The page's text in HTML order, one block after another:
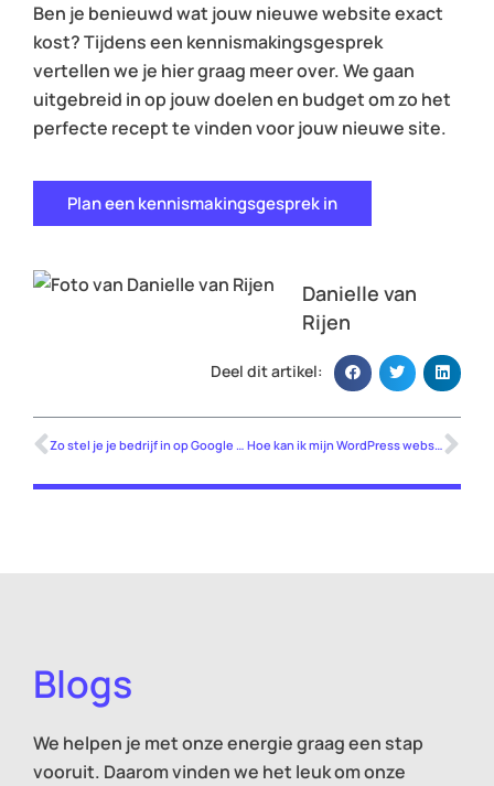
Ben je benieuwd wat jouw nieuwe website exact
kost? Tijdens een kennismakingsgesprek
vertellen we je hier graag meer over. We gaan
uitgebreid in op jouw doelen en budget om zo het
perfecte recept te vinden voor jouw nieuwe site.
Plan een kennismakingsgesprek in
Danielle van
Rijen
Deel dit artikel:
Zo stel je je bedrijf in op Google via Bedrijfsprofielmanager Hoe kan ik mijn WordPress website sneller maken?
Blogs
We helpen je met onze energie graag een stap
vooruit. Daarom vinden we het leuk om onze